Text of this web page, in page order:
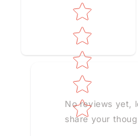
Star rating
No reviews yet,
share your